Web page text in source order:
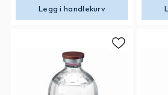
Legg i handlekurv